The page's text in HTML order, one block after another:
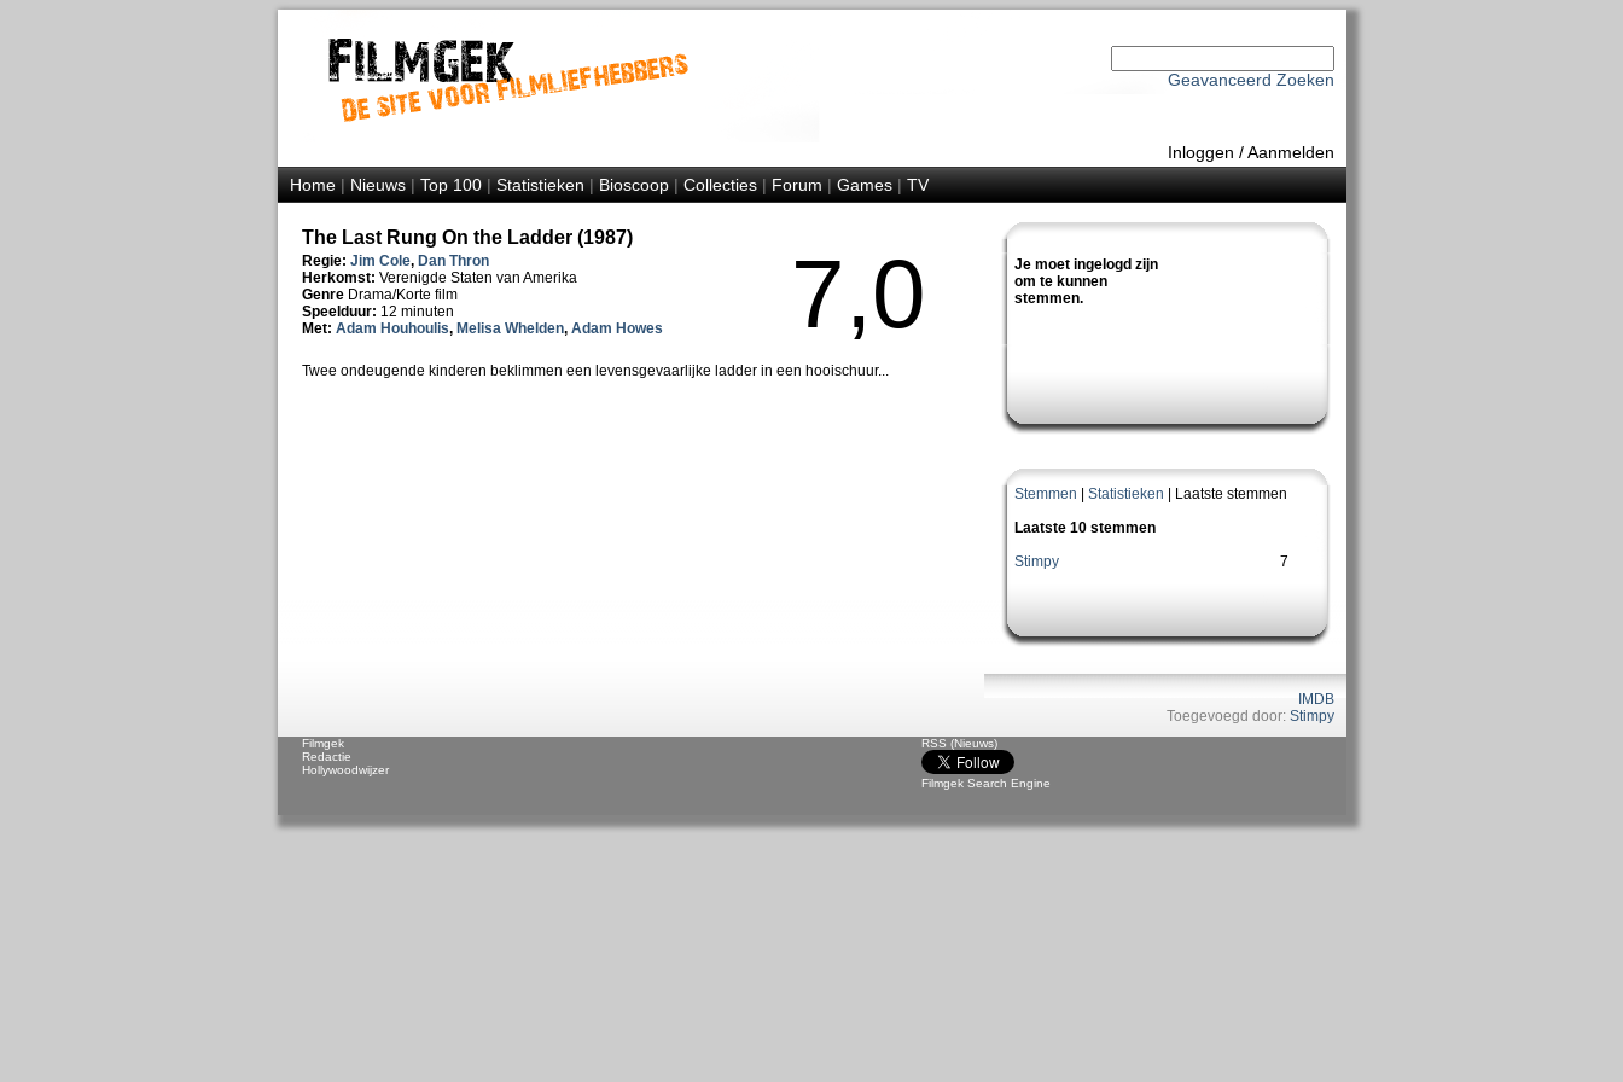
Geavanceerd Zoeken
Inloggen /Aanmelden
Home|Nieuws|Top 100|Statistieken|Bioscoop|Collecties|Forum|Games|TV
Je moet ingelogd zijn
om te kunnen
stemmen.
Stemmen Statistieken | Laatste stemmen
Laatste 10 stemmen
Stimpy
7
IMDB
Toegevoegd door: Stimpy
The Last Rung On the Ladder (1987)
Regie: Jim Cole, Dan Thron
Herkomst: Verenigde Staten van Amerika
Genre Drama/Korte film
Speelduur: 12 minuten
Met: Adam Houhoulis, Melisa Whelden, Adam Howes 7,0
Twee ondeugende kinderen beklimmen een levensgevaarlijke ladder in een hooischuur...
RSS (Nieuws)
Filmgek Search Engine
Filmgek
Redactie
Hollywoodwijzer